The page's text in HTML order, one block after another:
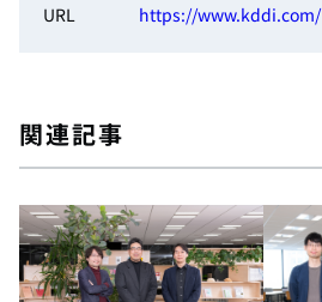
URL
https://www.kddi.com/
関連記事